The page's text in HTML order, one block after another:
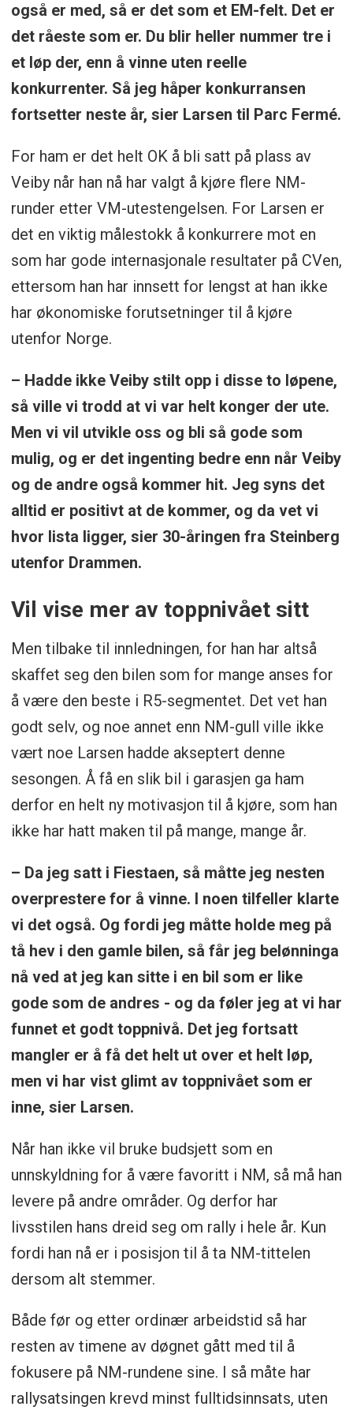
også er med, så er det som et EM-felt. Det er
det råeste som er. Du blir heller nummer tre i
et løp der, enn å vinne uten reelle
konkurrenter. Så jeg håper konkurransen
fortsetter neste år, sier Larsen til Parc Fermé.
For ham er det helt OK å bli satt på plass av
Veiby når han nå har valgt å kjøre flere NM-
runder etter VM-utestengelsen. For Larsen er
det en viktig målestokk å konkurrere mot en
som har gode internasjonale resultater på CVen,
ettersom han har innsett for lengst at han ikke
har økonomiske forutsetninger til å kjøre
utenfor Norge.
– Hadde ikke Veiby stilt opp i disse to løpene,
så ville vi trodd at vi var helt konger der ute.
Men vi vil utvikle oss og bli så gode som
mulig, og er det ingenting bedre enn når Veiby
og de andre også kommer hit. Jeg syns det
alltid er positivt at de kommer, og da vet vi
hvor lista ligger, sier 30-åringen fra Steinberg
utenfor Drammen.
Vil vise mer av toppnivået sitt
Men tilbake til innledningen, for han har altså
skaffet seg den bilen som for mange anses for
å være den beste i R5-segmentet. Det vet han
godt selv, og noe annet enn NM-gull ville ikke
vært noe Larsen hadde akseptert denne
sesongen. Å få en slik bil i garasjen ga ham
derfor en helt ny motivasjon til å kjøre, som han
ikke har hatt maken til på mange, mange år.
– Da jeg satt i Fiestaen, så måtte jeg nesten
overprestere for å vinne. I noen tilfeller klarte
vi det også. Og fordi jeg måtte holde meg på
tå hev i den gamle bilen, så får jeg belønninga
nå ved at jeg kan sitte i en bil som er like
gode som de andres - og da føler jeg at vi har
funnet et godt toppnivå. Det jeg fortsatt
mangler er å få det helt ut over et helt løp,
men vi har vist glimt av toppnivået som er
inne, sier Larsen.
Når han ikke vil bruke budsjett som en
unnskyldning for å være favoritt i NM, så må han
levere på andre områder. Og derfor har
livsstilen hans dreid seg om rally i hele år. Kun
fordi han nå er i posisjon til å ta NM-tittelen
dersom alt stemmer.
Både før og etter ordinær arbeidstid så har
resten av timene av døgnet gått med til å
fokusere på NM-rundene sine. I så måte har
rallysatsingen krevd minst fulltidsinnsats, uten